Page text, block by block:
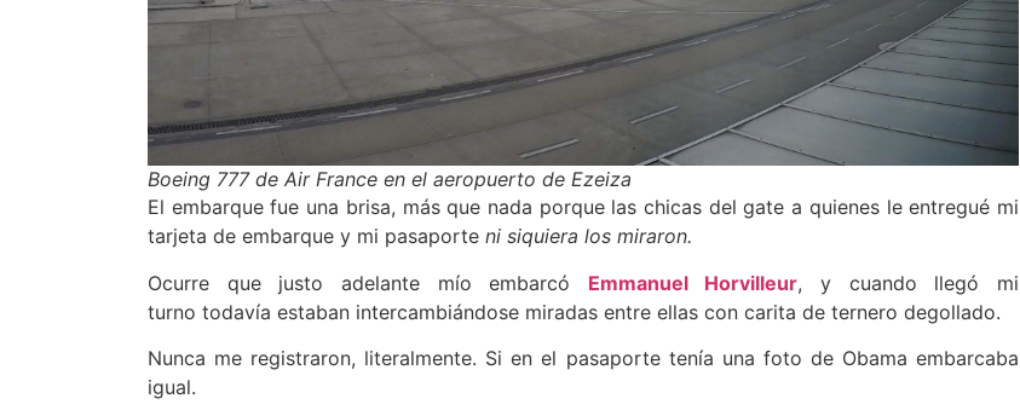
Boeing 777 de Air France en el aeropuerto de Ezeiza
El embarque fue una brisa, más que nada porque las chicas del gate a quienes le entregué mi
tarjeta de embarque y mi pasaporte ni siquiera los miraron.
Ocurre que justo adelante mío embarcó Emmanuel Horvilleur, y cuando llegó mi
turno todavía estaban intercambiándose miradas entre ellas con carita de ternero degollado.
Nunca me registraron, literalmente. Si en el pasaporte tenía una foto de Obama embarcaba
igual.